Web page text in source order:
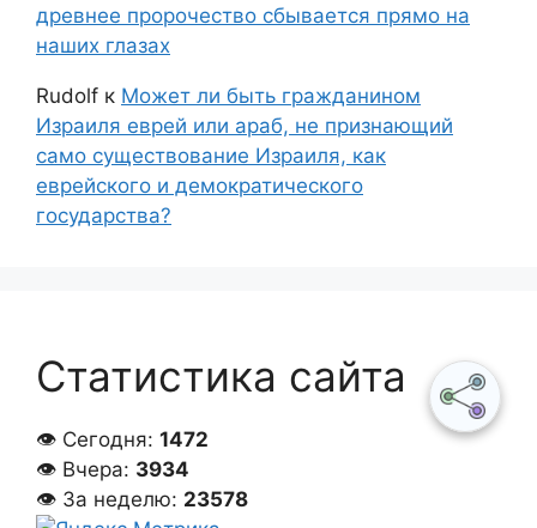
древнее пророчество сбывается прямо на
наших глазах
Rudolf к Может ли быть гражданином
Израиля еврей или араб, не признающий
само существование Израиля, как
еврейского и демократического
государства?
Статистика сайта
👁 Сегодня: 1472
👁 Вчера: 3934
👁 За неделю: 23578